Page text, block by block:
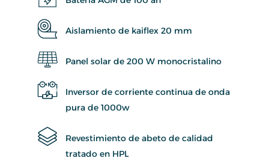
Aislamiento de kaiflex 20 mm
Panel solar de 200 W monocristalino
Inversor de corriente continua de onda
pura de 1000w
Revestimiento de abeto de calidad
tratado en HPL